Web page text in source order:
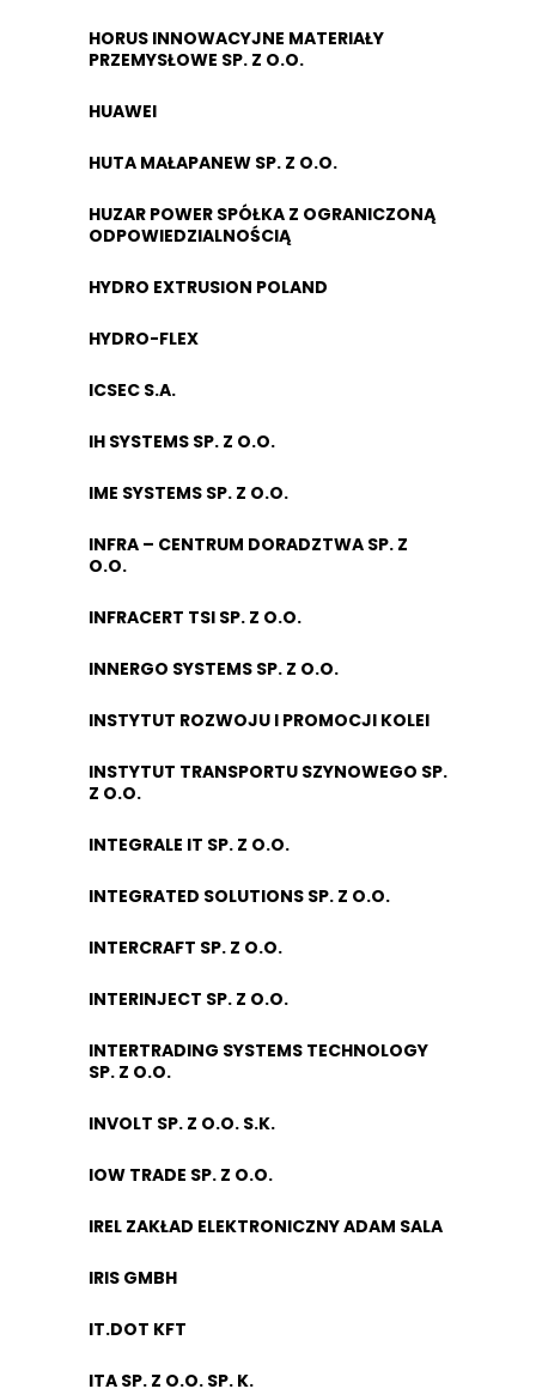
HORUS INNOWACYJNE MATERIAŁY
PRZEMYSŁOWE SP. Z O.O.
HUAWEI
HUTA MAŁAPANEW SP. Z O.O.
HUZAR POWER SPÓŁKA Z OGRANICZONĄ
ODPOWIEDZIALNOŚCIĄ
HYDRO EXTRUSION POLAND
HYDRO-FLEX
ICSEC S.A.
IH SYSTEMS SP. Z O.O.
IME SYSTEMS SP. Z O.O.
INFRA – CENTRUM DORADZTWA SP. Z
O.O.
INFRACERT TSI SP. Z O.O.
INNERGO SYSTEMS SP. Z O.O.
INSTYTUT ROZWOJU I PROMOCJI KOLEI
INSTYTUT TRANSPORTU SZYNOWEGO SP.
Z O.O.
INTEGRALE IT SP. Z O.O.
INTEGRATED SOLUTIONS SP. Z O.O.
INTERCRAFT SP. Z O.O.
INTERINJECT SP. Z O.O.
INTERTRADING SYSTEMS TECHNOLOGY
SP. Z O.O.
INVOLT SP. Z O.O. S.K.
IOW TRADE SP. Z O.O.
IREL ZAKŁAD ELEKTRONICZNY ADAM SALA
IRIS GMBH
IT.DOT KFT
ITA SP. Z O.O. SP. K.